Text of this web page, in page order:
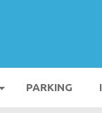
PARKING